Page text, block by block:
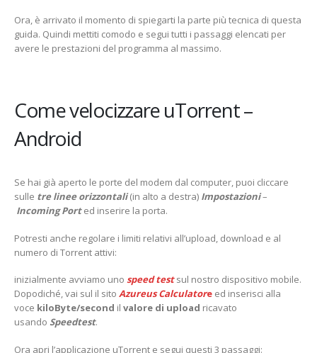
Ora, è arrivato il momento di spiegarti la parte più tecnica di questa
guida. Quindi mettiti comodo e segui tutti i passaggi elencati per
avere le prestazioni del programma al massimo.
Come velocizzare uTorrent –
Android
Se hai già aperto le porte del modem dal computer, puoi cliccare
sulle tre linee orizzontali(in alto a destra) Impostazioni–
Incoming Ported inserire la porta.
Potresti anche regolare i limiti relativi all’upload, download e al
numero di Torrent attivi:
inizialmente avviamo uno speed testsul nostro dispositivo mobile.
Dopodiché, vai sul il sito Azureus Calculatore ed inserisci alla
voce kiloByte/second il valore di upload ricavato
usando Speedtest.
Ora apri l’applicazione uTorrent e segui questi 3 passaggi: